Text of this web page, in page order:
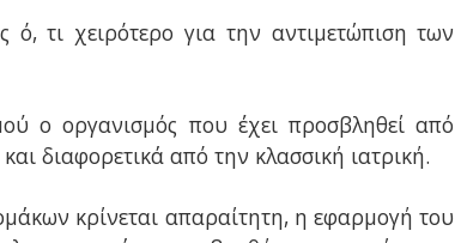
ό, τι χειρότερο για την αντιμετώπιση των
ο οργανισμός που έχει προσβληθεί από
διαφορετικά από την κλασσική ιατρική.
κρίνεται απαραίτητη, η εφαρμογή του